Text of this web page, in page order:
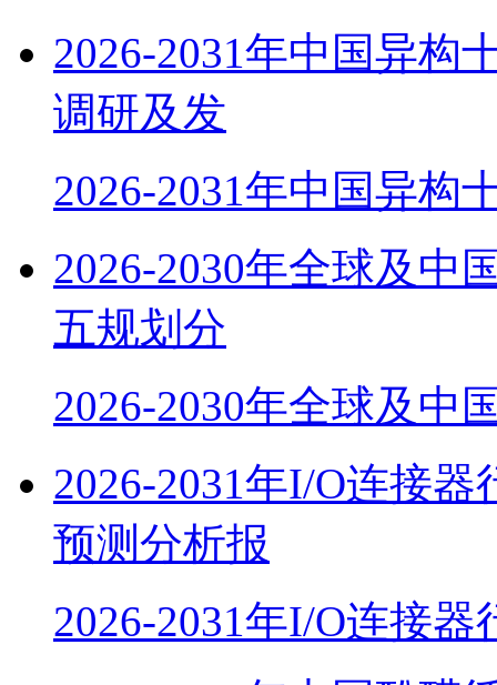
2026-2031年中国异构
调研及发
2026-2031年中国异构
2026-2030年全球及中
五规划分
2026-2030年全球及中
2026-2031年I/O连接
预测分析报
2026-2031年I/O连接器